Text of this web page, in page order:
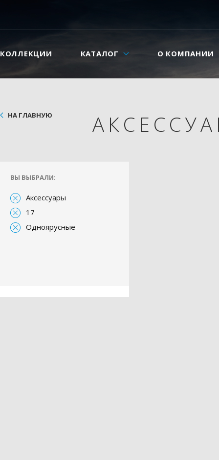
КОЛЛЕКЦИИ КАТАЛОГ О КОМПАНИИ
НА ГЛАВНУЮ
ВЫ ВЫБРАЛИ:
Аксессуары
17
Одноярусные